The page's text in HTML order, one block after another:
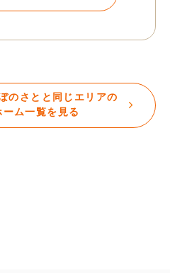
のさとと同じエリアの
ーム一覧を見る